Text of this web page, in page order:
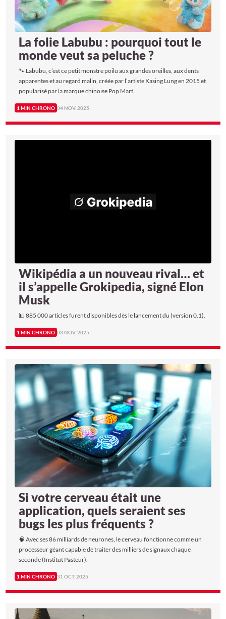
La folie Labubu : pourquoi tout le
monde veut sa peluche ?
🐾 Labubu, c’est ce petit monstre poilu aux grandes oreilles, aux dents
apparentes et au regard malin, créée par l’artiste Kasing Lung en 2015 et
popularisé par la marque chinoise Pop Mart.
1 MIN CHRONO 04 NOV. 2025
Wikipédia a un nouveau rival… et
il s’appelle Grokipedia, signé Elon
Musk
📊 885 000 articles furent disponibles dès le lancement du (version 0.1).
1 MIN CHRONO 03 NOV. 2025
Si votre cerveau était une
application, quels seraient ses
bugs les plus fréquents ?
🧠 Avec ses 86 milliards de neurones, le cerveau fonctionne comme un
processeur géant capable de traiter des milliers de signaux chaque
seconde (Institut Pasteur).
1 MIN CHRONO 31 OCT. 2025